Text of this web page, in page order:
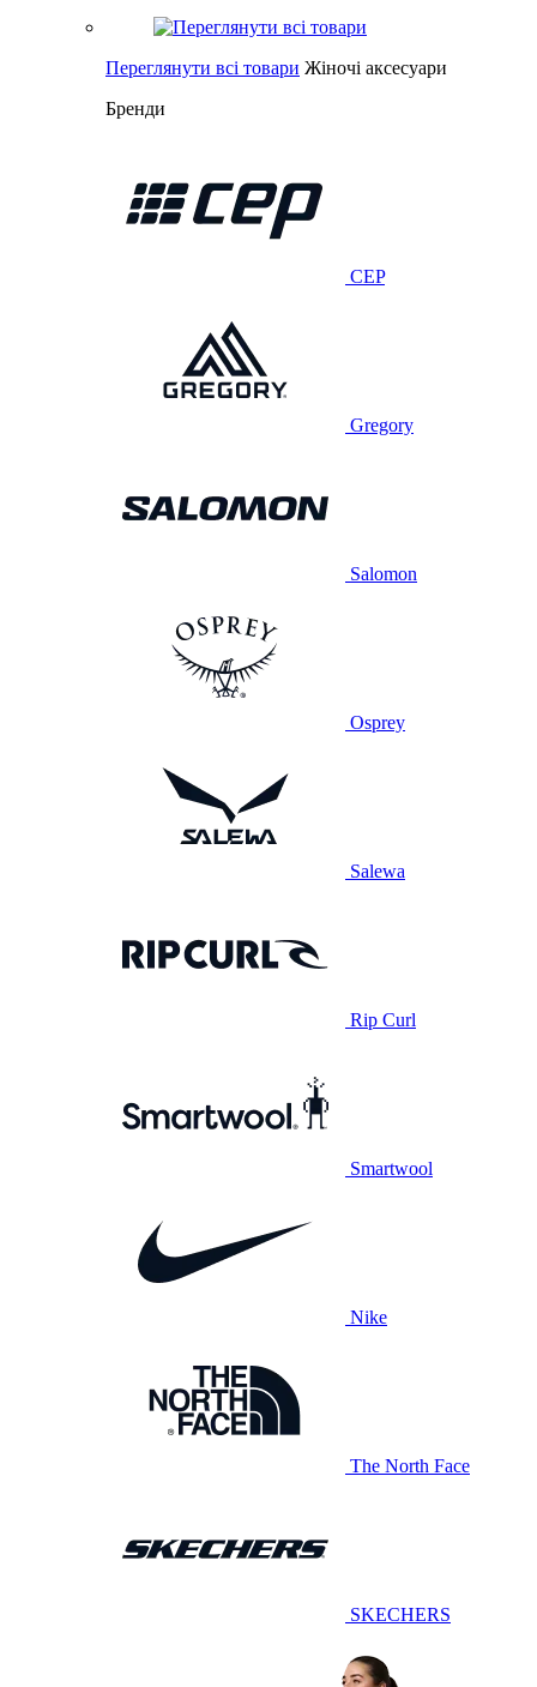
Переглянути всі товари Жіночі аксесуари
Бренди
CEP
Gregory
Salomon
Osprey
Salewa
Rip Curl
Smartwool
Nike
The North Face
SKECHERS